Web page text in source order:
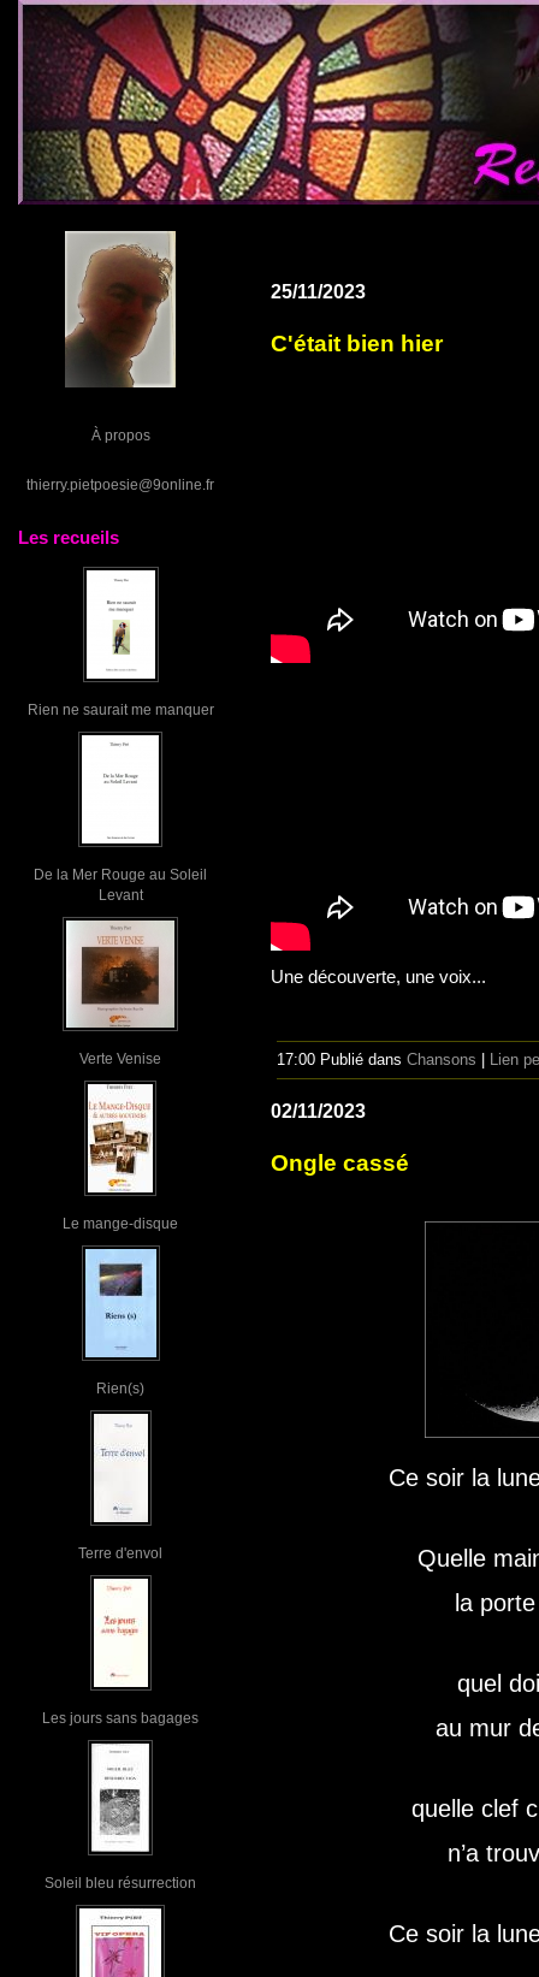
À propos
thierry.pietpoesie@9online.fr
Les recueils
Rien ne saurait me manquer
De la Mer Rouge au Soleil
Levant
Verte Venise
Le mange-disque
Rien(s)
Terre d'envol
Les jours sans bagages
Soleil bleu résurrection
25/11/2023
C'était bien hier
Une découverte, une voix...
17:00 Publié dans Chansons Lien
02/11/2023
Ongle cassé
Ce soir la
Quelle
la
quel
au mur
quelle clef
n’a
Ce soir la